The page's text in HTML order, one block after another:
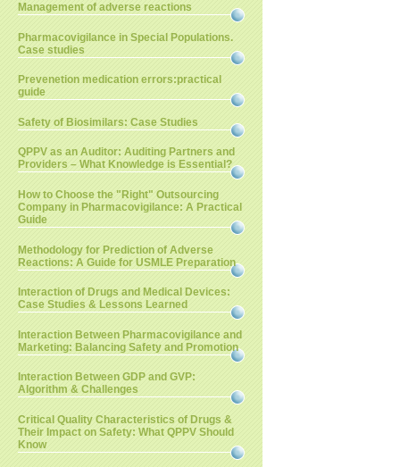
Management of adverse reactions
Pharmacovigilance in Special Populations.
Case studies
Prevenetion medication errors:practical
guide
Safety of Biosimilars: Case Studies
QPPV as an Auditor: Auditing Partners and
Providers – What Knowledge is Essential?
How to Choose the "Right" Outsourcing
Company in Pharmacovigilance: A Practical
Guide
Methodology for Prediction of Adverse
Reactions: A Guide for USMLE Preparation
Interaction of Drugs and Medical Devices:
Case Studies & Lessons Learned
Interaction Between Pharmacovigilance and
Marketing: Balancing Safety and Promotion
Interaction Between GDP and GVP:
Algorithm & Challenges
Critical Quality Characteristics of Drugs &
Their Impact on Safety: What QPPV Should
Know